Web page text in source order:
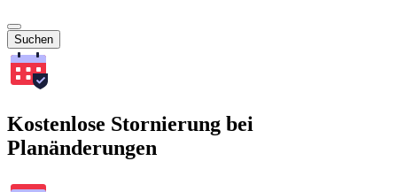
Suchen
Kostenlose Stornierung bei
Planänderungen